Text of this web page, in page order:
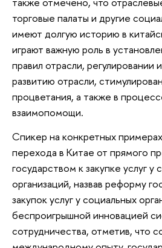
торговые палаты и другие
имеют долгую историю в
играют важную роль в
правил отрасли, регулировании
развитию отрасли,
процветания, а также в
взаимопомощи.
Спикер на конкретных
перехода в Китае от прямого
государством к закупке услуг у
организаций, назвав реформу
закупок услуг у социальных
беспроигрышной инновацией
сотрудничества, отметив, что